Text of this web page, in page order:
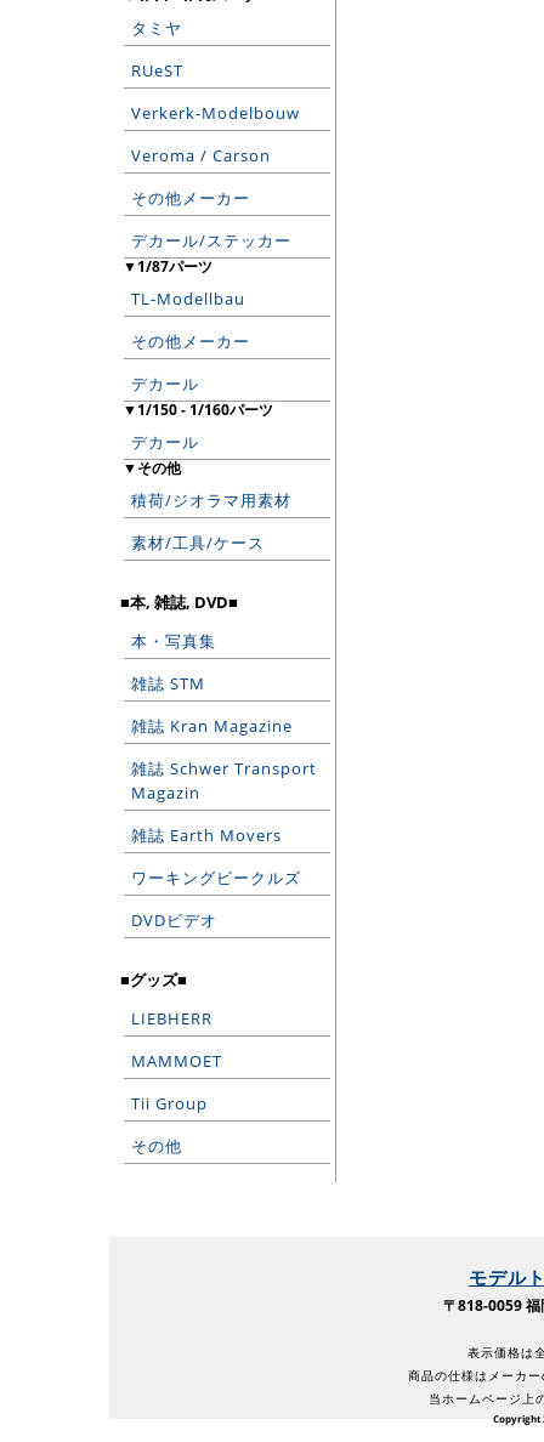
タミヤ
RUeST
Verkerk-Modelbouw
Veroma / Carson
その他メーカー
デカール/ステッカー
▼1/87パーツ
TL-Modellbau
その他メーカー
デカール
▼1/150 - 1/160パーツ
デカール
▼その他
積荷/ジオラマ用素材
素材/工具/ケース
■本, 雑誌, DVD■
本・写真集
雑誌 STM
雑誌 Kran Magazine
雑誌 Schwer Transport
Magazin
雑誌 Earth Movers
ワーキングビークルズ
DVDビデオ
■グッズ■
LIEBHERR
MAMMOET
Tii Group
その他
モデル
〒818-0059
表示価格は
商品の仕様はメーカ
当ホームページ上
Copyright